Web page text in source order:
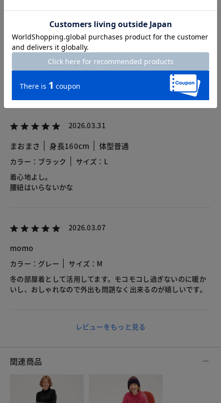
カスタマーレビュー
総合評価
4.2 25レビュー
2026.03.31
まおまさ 身長160cm 体型普通
カラー：ブラック
サイズ：L
着心地よし。
腰紐はいらないかな
2026.03.07
momo
カラー：グレー
サイズ：M
冬の部屋着として活用してます。モコモコし過ぎないのに暖か
いし、おしゃれなので外出も問題なく出来るのが嬉しいです。
レビューをもっと見る
関連商品